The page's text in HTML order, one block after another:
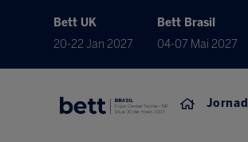
Bett UK
20-22 Jan 2027
Bett Brasil
04-07 Mai 2027